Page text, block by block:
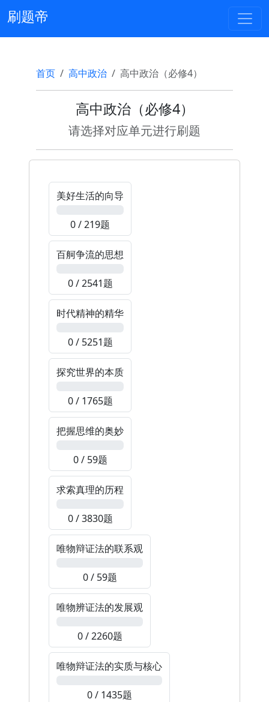
刷题帝
首页 高中政治 高中政治（必修4）
高中政治（必修4）
请选择对应单元进行刷题
美好生活的向导
0 / 219题
百舸争流的思想
0 / 2541题
时代精神的精华
0 / 5251题
探究世界的本质
0 / 1765题
把握思维的奥妙
0 / 59题
求索真理的历程
0 / 3830题
唯物辩证法的联系观
0 / 59题
唯物辨证法的发展观
0 / 2260题
唯物辩证法的实质与核心
0 / 1435题